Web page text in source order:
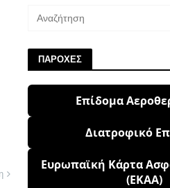
ΠΑΡΟΧΕΣ
Επίδομα
Διατροφικό
Ευρωπαϊκή Κάρτα
(ΕΚΑΑ)